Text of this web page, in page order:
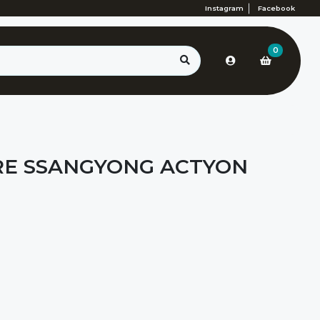
Instagram Facebook
0
SSANGYONG ACTYON